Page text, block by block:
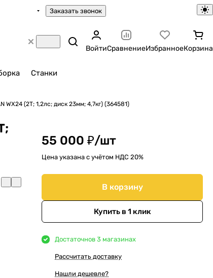
Заказать звонок
ВойтиСравнениеИзбранноеКорзина
Станки
WX24 (2Т; 1,2лс; диск 23мм; 4,7кг) (364581)
55 000 ₽/шт
Цена указана с учётом НДС 20%
В корзину
Купить в 1 клик
Достаточнов 3 магазинах
Рассчитать доставку
Нашли дешевле?